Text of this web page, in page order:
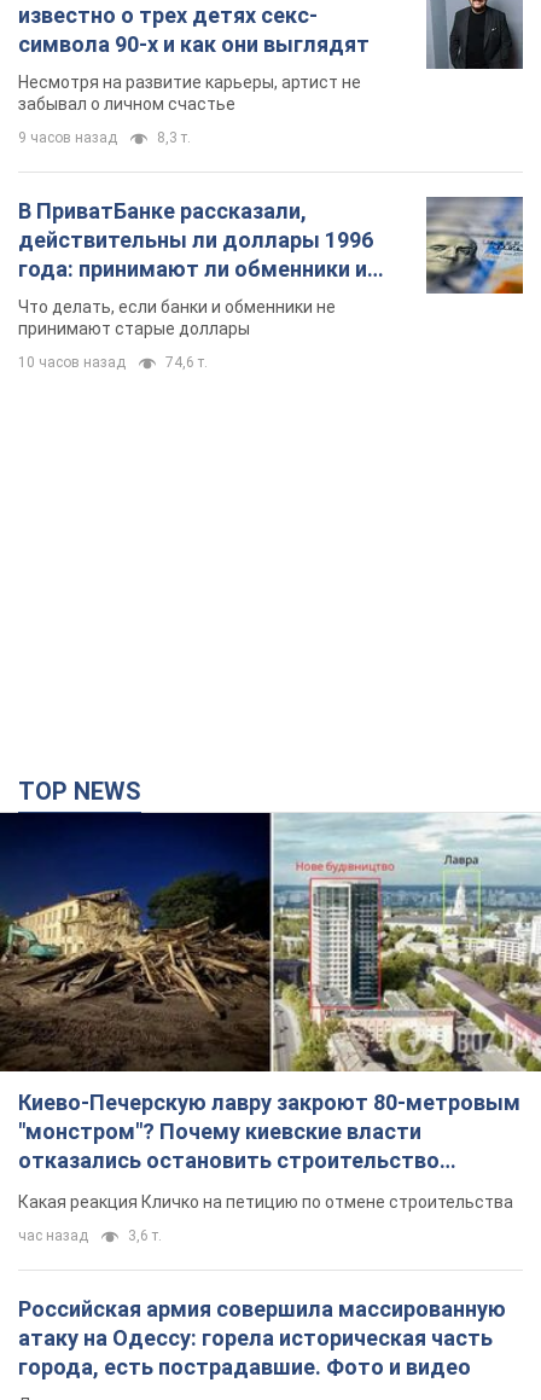
известно о трех детях секс-
символа 90-х и как они выглядят
Несмотря на развитие карьеры, артист не
забывал о личном счастье
9 часов назад 8,3 т.
В ПриватБанке рассказали,
действительны ли доллары 1996
года: принимают ли обменники и
банки такие купюры
Что делать, если банки и обменники не
принимают старые доллары
10 часов назад 74,6 т.
TOP NEWS
Киево-Печерскую лавру закроют 80-метровым
"монстром"? Почему киевские власти
отказались остановить строительство
небоскреба "московского верующего"
Какая реакция Кличко на петицию по отмене строительства
час назад 3,6 т.
Российская армия совершила массированную
атаку на Одессу: горела историческая часть
города, есть пострадавшие. Фото и видео